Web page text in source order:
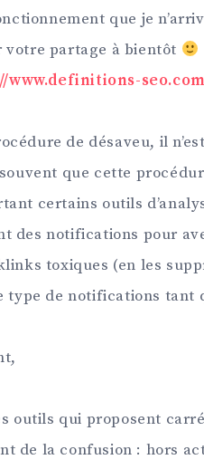
que je
votre partage à bientôt
www.definitions-
de désaveu, il
que cette
certains outils
des notifications pour
toxiques (en les
de notifications tant
outils qui proposent
de la confusion : hors